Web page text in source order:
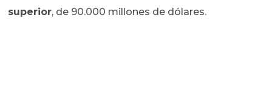
superior, de 90.000 millones de dólares.